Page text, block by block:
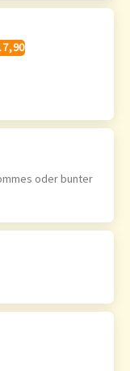
oder bunter